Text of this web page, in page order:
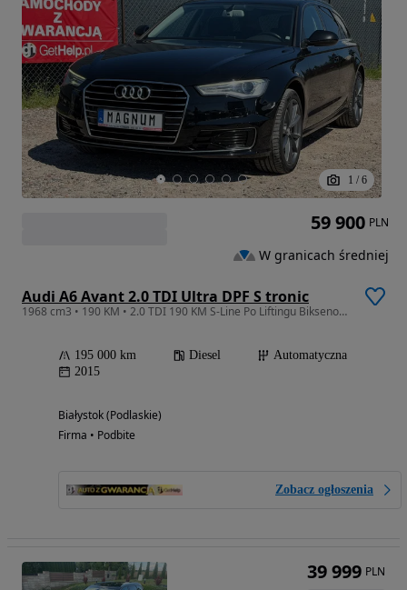
1 / 6
Audi A6 Avant 2.0 TDI Ultra DPF S tronic
1968 cm3 • 190 KM • 2.0 TDI 190 KM S-Line Po Liftingu Biksenony Navi Ledy
195 000 km Diesel
Automatyczna
2015
Białystok (Podlaskie)
Firma • Podbite
Zobacz ogłoszenia
59 900 PLN
W granicach średniej
39 999 PLN